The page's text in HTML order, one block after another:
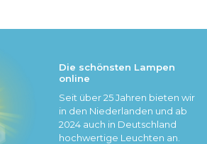
Die schönsten Lampen
online
Seit über 25 Jahren bieten wir
in den Niederlanden und ab
2024 auch in Deutschland
hochwertige Leuchten an.